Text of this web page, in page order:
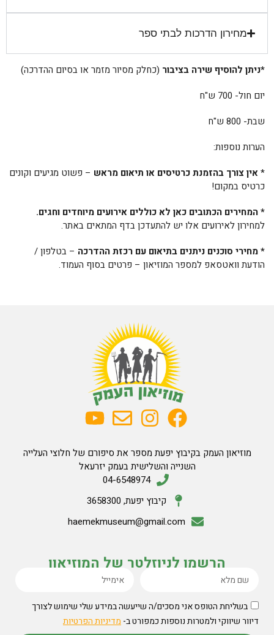
מחירון הדרכות לבתי ספר
*ניתן להוסיף שירה בציבור (כחלק מסיור מזמר או בסיום ההדרכה)
יום חול- 700 ש"ח
שבת- 800 ש"ח
הערות נוספות:
*אין צורך בהזמנת כרטיסים או תיאום מראש – פשוט מגיעים וקונים
כרטיס במקום!
* המחירים הכתובים כאן לא כוללים אירועים מיוחדים וחגים.
למחירון לאירועים אלו יש להתעדכן בדף המתאים באתר.
* מחירי סוכנים ניתנים בתיאום עם רכזת ההדרכה – בטלפון /
הודעת וואטסאפ למספר המוזיאון – פרטים בסוף העמוד.
מוזיאון העמק בקיבוץ יפעת מספר את סיפורם של חלוצי העלייה
השנייה והשלישית בעמק יזרעאל
04-6548974
קיבוץ יפעת, 3658300
haemekmuseum@gmail.com
הרשמו לניוזלטר של המוזיאון
בשליחת הטופס אני מסכים/ה שייעשה במידע שלי שימוש לצורך
דיוור שיווקי ולמטרות נוספות כמפורט ב- מדיניות הפרטיות